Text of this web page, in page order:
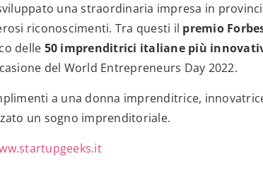
una straordinaria impresa in
riconoscimenti. Tra questi il premio
delle 50 imprenditrici italiane più
del World Entrepreneurs Day 2022.
a una donna imprenditrice,
un sogno imprenditoriale.